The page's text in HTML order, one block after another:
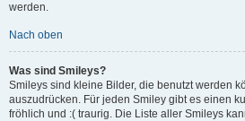
werden.
Nach oben
Was sind Smileys?
Smileys sind kleine Bilder, die benutzt werden
auszudrücken. Für jeden Smiley gibt es einen
fröhlich und :( traurig. Die Liste aller Smileys